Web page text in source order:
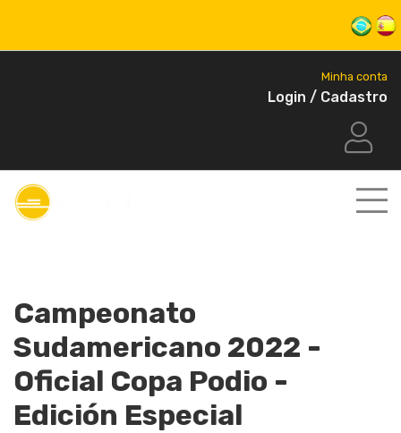
Minha conta
Login / Cadastro
Campeonato
Sudamericano 2022 -
Oficial Copa Podio -
Edición Especial